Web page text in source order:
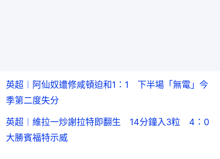
英超︱阿仙奴遭修咸頓迫和1：1 下半場「無電」今
季第二度失分
英超︱維拉一炒謝拉特即翻生 14分鐘入3粒 4：0
大勝賓福特示威